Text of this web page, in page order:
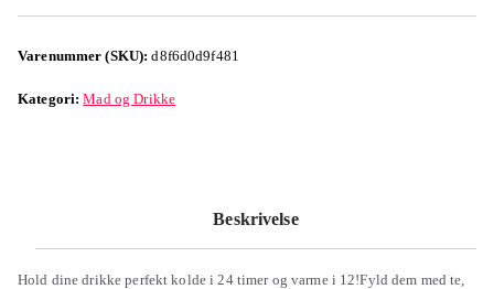
Varenummer (SKU):d8f6d0d9f481
Kategori:Mad og Drikke
Beskrivelse
Hold dine drikke perfekt kolde i 24 timer og varme i 12!Fyld dem med te,